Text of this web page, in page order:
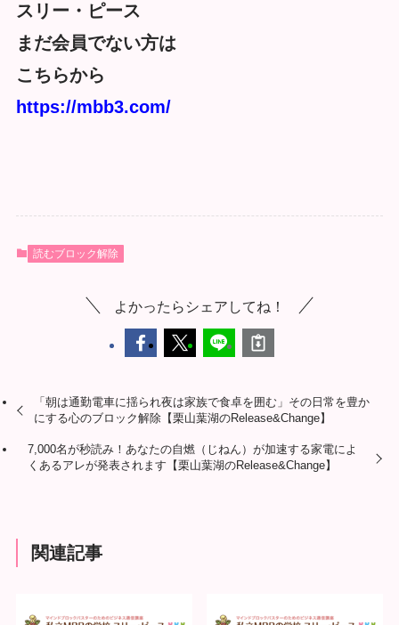
スリー・ピース
まだ会員でない方は
こちらから
https://mbb3.com/
読むブロック解除
よかったらシェアしてね！
「朝は通勤電車に揺られ夜は家族で食卓を囲む」その日常を豊か
にする心のブロック解除【栗山葉湖のRelease&Change】
7,000名が秒読み！あなたの自燃（じねん）が加速する家電によ
くあるアレが発表されます【栗山葉湖のRelease&Change】
関連記事